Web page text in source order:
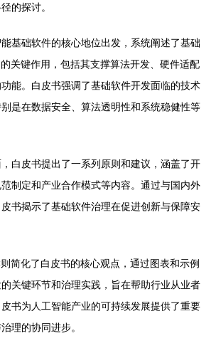
的探讨。
基础软件的核心地位出发，系统阐述了基础
关键作用，包括其支撑算法开发、硬件适配
能。白皮书强调了基础软件开发面临的技术
是在数据安全、算法透明性和系统稳健性等
白皮书提出了一系列原则和建议，涵盖了开
制定和产业合作模式等内容。通过与国内外
书揭示了基础软件治理在促进创新与保障安
简化了白皮书的核心观点，通过图表和示例
关键环节和治理实践，旨在帮助行业从业者
书为人工智能产业的可持续发展提供了重要
理的协同进步。